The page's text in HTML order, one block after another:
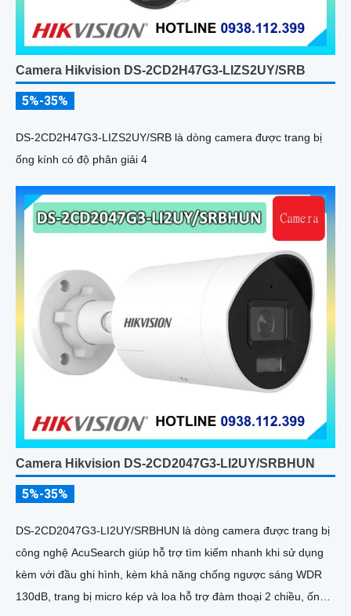
Camera Hikvision DS-2CD2H47G3-LIZS2UY/SRB
5%-35%
DS-2CD2H47G3-LIZS2UY/SRB là dòng camera được trang bị
ống kính có độ phân giải 4
Camera Hikvision DS-2CD2047G3-LI2UY/SRBHUN
5%-35%
DS-2CD2047G3-LI2UY/SRBHUN là dòng camera được trang bị
công nghệ AcuSearch giúp hỗ trợ tìm kiếm nhanh khi sử dụng
kèm với đầu ghi hình, kèm khả năng chống ngược sáng WDR
130dB, trang bị micro kép và loa hỗ trợ đàm thoại 2 chiều, ống